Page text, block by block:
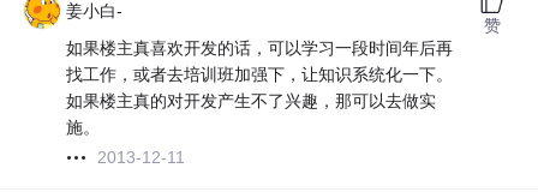
姜小白-
如果楼主真喜欢开发的话，可以学习一段时间年后再
找工作，或者去培训班加强下，让知识系统化一下。
如果楼主真的对开发产生不了兴趣，那可以去做实
施。
2013-12-11
赞